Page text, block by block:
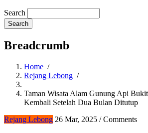
Search
Breadcrumb
Home /
Rejang Lebong /
Taman Wisata Alam Gunung Api
Kembali Setelah Dua Bulan Ditutup
Rejang Lebong 26 Mar, 2025 /Comments